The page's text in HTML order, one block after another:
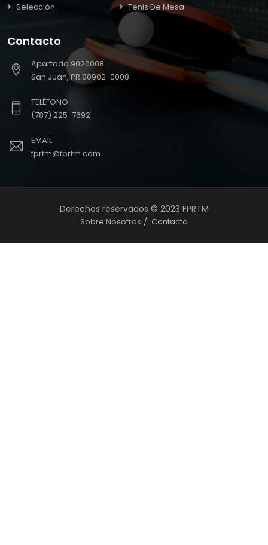
Selección Tenis De Mesa
Contacto
Apartado 9020008
San Juan, PR 00902-0008
TELÉFONO
(787) 225-7692
EMAIL
fprtm@fprtm.com
Derechos reservados © 2023 FPRTM
Sobre Nosotros Contacto